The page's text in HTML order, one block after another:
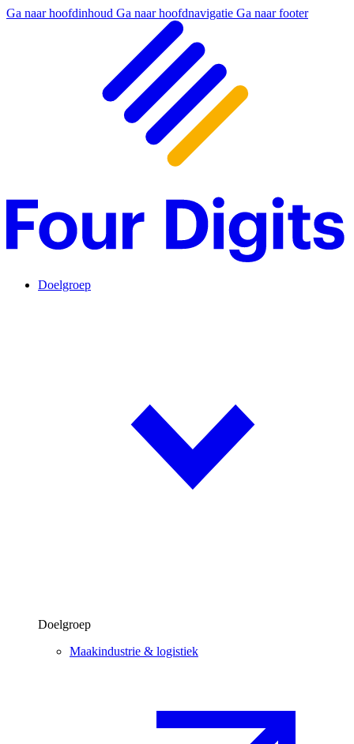
Ga naar hoofdinhoud Ga naar hoofdnavigatie Ga naar footer
Doelgroep
Doelgroep
Maakindustrie & logistiek